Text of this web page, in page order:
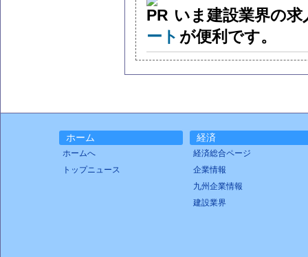
いま建設業界の
ート が便利です。
ホーム
ホームへ
トップニュース
経済
経済総合ページ
企業情報
九州企業情報
建設業界